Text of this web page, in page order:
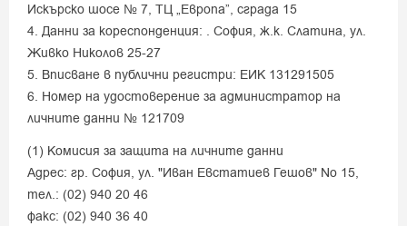
Искърско шосе № 7, ТЦ „Европа”, сграда 15
4. Данни за кореспонденция: . София, ж.к. Слатина, ул.
Живко Николов 25-27
5. Вписване в публични регистри: ЕИК 131291505
6. Номер на удостоверение за администратор на
личните данни № 121709
(1) Комисия за защита на личните данни
Адрес: гр. София, ул. "Иван Евстатиев Гешов" No 15,
тел.: (02) 940 20 46
факс: (02) 940 36 40